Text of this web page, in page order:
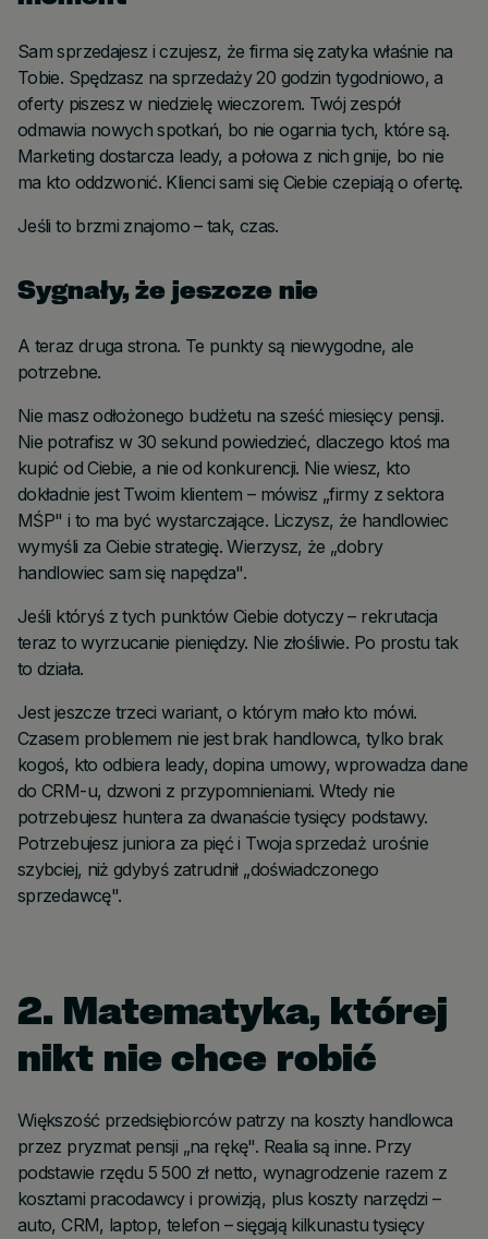
Sam sprzedajesz i czujesz, że firma się zatyka właśnie na
Tobie. Spędzasz na sprzedaży 20 godzin tygodniowo, a
oferty piszesz w niedzielę wieczorem. Twój zespół
odmawia nowych spotkań, bo nie ogarnia tych, które są.
Marketing dostarcza leady, a połowa z nich gnije, bo nie
ma kto oddzwonić. Klienci sami się Ciebie czepiają o ofertę.
Jeśli to brzmi znajomo – tak, czas.
Sygnały, że jeszcze nie
A teraz druga strona. Te punkty są niewygodne, ale
potrzebne.
Nie masz odłożonego budżetu na sześć miesięcy pensji.
Nie potrafisz w 30 sekund powiedzieć, dlaczego ktoś ma
kupić od Ciebie, a nie od konkurencji. Nie wiesz, kto
dokładnie jest Twoim klientem – mówisz „firmy z sektora
MŚP" i to ma być wystarczające. Liczysz, że handlowiec
wymyśli za Ciebie strategię. Wierzysz, że „dobry
handlowiec sam się napędza".
Jeśli któryś z tych punktów Ciebie dotyczy – rekrutacja
teraz to wyrzucanie pieniędzy. Nie złośliwie. Po prostu tak
to działa.
Jest jeszcze trzeci wariant, o którym mało kto mówi.
Czasem problemem nie jest brak handlowca, tylko brak
kogoś, kto odbiera leady, dopina umowy, wprowadza dane
do CRM-u, dzwoni z przypomnieniami. Wtedy nie
potrzebujesz huntera za dwanaście tysięcy podstawy.
Potrzebujesz juniora za pięć i Twoja sprzedaż urośnie
szybciej, niż gdybyś zatrudnił „doświadczonego
sprzedawcę".
2. Matematyka, której
nikt nie chce robić
Większość przedsiębiorców patrzy na koszty handlowca
przez pryzmat pensji „na rękę". Realia są inne. Przy
podstawie rzędu 5 500 zł netto, wynagrodzenie razem z
kosztami pracodawcy i prowizją, plus koszty narzędzi –
auto, CRM, laptop, telefon – sięgają kilkunastu tysięcy